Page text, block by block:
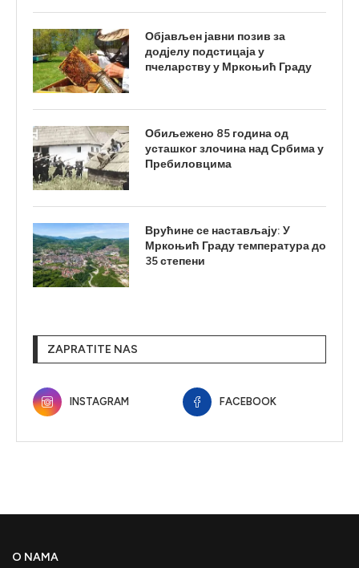
Објављен јавни позив за
додјелу подстицаја у
пчеларству у Мркоњић Граду
Обиљежено 85 година од
усташког злочина над Србима у
Пребиловцима
Врућине се настављају: У
Мркоњић Граду температура до
35 степени
ZAPRATITE NAS
INSTAGRAM FACEBOOK
O NAMA